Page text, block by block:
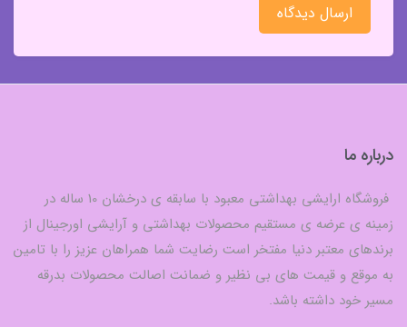
ارسال دیدگاه
درباره ما
فروشگاه ارایشی بهداشتی معبود با سابقه ی درخشان 10 ساله در
زمینه ی عرضه ی مستقیم محصولات بهداشتی و آرایشی اورجینال از
برندهای معتبر دنیا مفتخر است رضایت شما همراهان عزیز را با تامین
به موقع و قیمت های بی نظیر و ضمانت اصالت محصولات بدرقه
مسیر خود داشته باشد.